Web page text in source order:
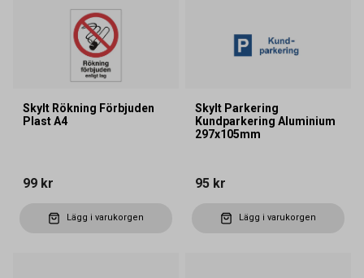
Skylt Rökning Förbjuden
Plast A4
99 kr
Lägg i varukorgen
Skylt Parkering
Kundparkering Aluminium
297x105mm
95 kr
Lägg i varukorgen